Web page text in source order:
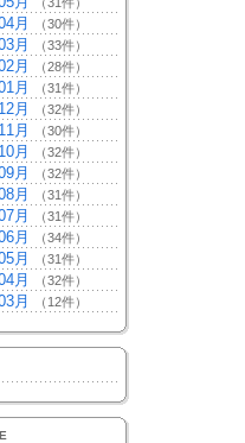
月 （30件）
月 （33件）
月 （28件）
月 （31件）
月 （32件）
月 （30件）
月 （32件）
月 （32件）
月 （31件）
月 （31件）
月 （34件）
月 （31件）
月 （32件）
月 （12件）